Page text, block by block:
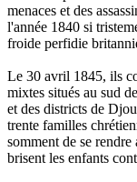
menaces et des
l'année 1840 si
froide perfidie
Le 30 avril 1845, ils
mixtes situés au sud
et des districts de
trente familles
somment de se
brisent les enfants